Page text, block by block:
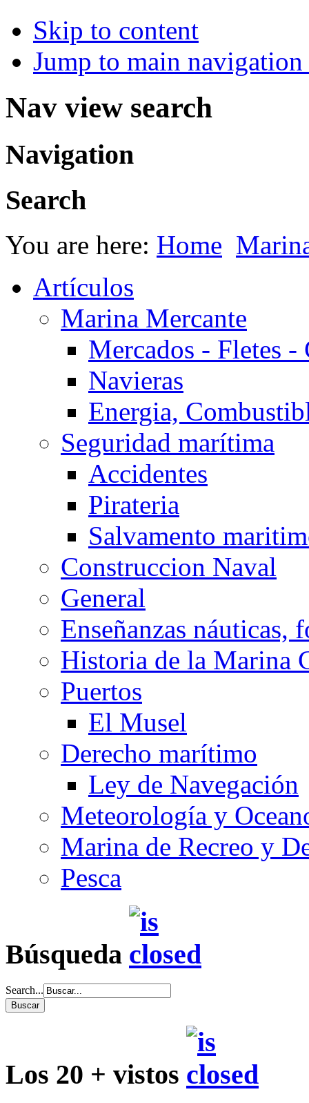
Skip to content
Jump to main
Nav view search
Navigation
Search
You are here: Home
Artículos
Marina Mercante
Mercados - Fletes -
Navieras
Energia,
Seguridad marítima
Accidentes
Pirateria
Salvamento
Construccion Naval
General
Enseñanzas náuticas,
Historia de la Marina
Puertos
El Musel
Derecho marítimo
Ley de Navegación
Meteorología y
Marina de Recreo y
Pesca
Búsqueda
Search...
Los 20 + vistos